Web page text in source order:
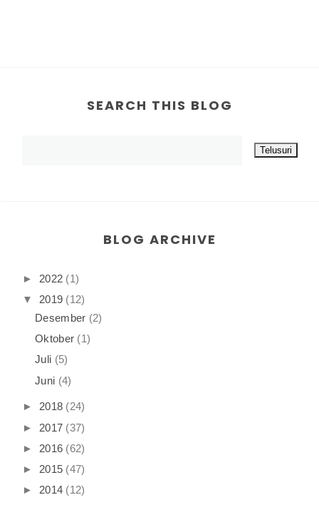
SEARCH THIS BLOG
BLOG ARCHIVE
► 2022 (1)
▼
2019 (12)
Desember (2)
Oktober (1)
Juli (5)
Juni (4)
► 2018 (24)
► 2017 (37)
► 2016 (62)
► 2015 (47)
► 2014 (12)